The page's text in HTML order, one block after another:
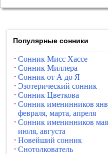
Популярные сонники
Сонник Мисс Хассе
Сонник Миллера
Сонник от А до Я
Эзотерический сонник
Сонник Цветкова
Сонник именинников
февраля, марта, апреля
Сонник именинников
июля, августа
Новейший сонник
Снотолкователь